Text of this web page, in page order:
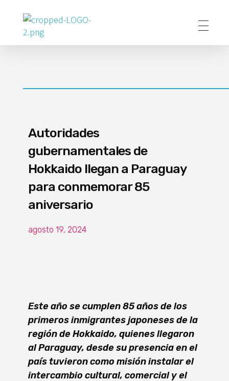
Poder Agropecuario
Autoridades
gubernamentales de
Hokkaido llegan a Paraguay
para conmemorar 85
aniversario
agosto 19, 2024
Este año se cumplen 85 años de los
primeros inmigrantes japoneses de la
región de Hokkaido, quienes llegaron
al Paraguay, desde su presencia en el
país tuvieron como misión instalar el
intercambio cultural, comercial y el